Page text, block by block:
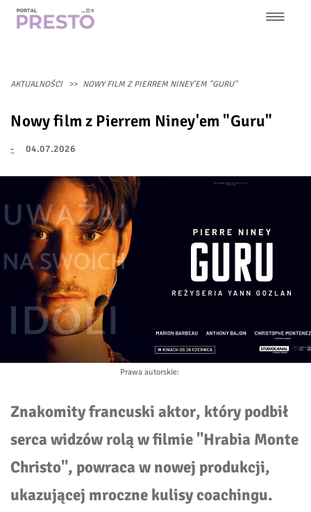
Przejdź
nawigacja
AKTUALNOŚCI NOWY FILM Z PIERREM NINEY'EM "GURU"
Nowy film z Pierrem Niney'em "Guru"
- 04.07.2026
Prawa autorskie:
Znakomity francuski aktor, który podbił
serca widzów rolą w filmie "Hrabia Monte
Christo", powraca w nowej produkcji,
ukazującej mroczne kulisy coachingu.